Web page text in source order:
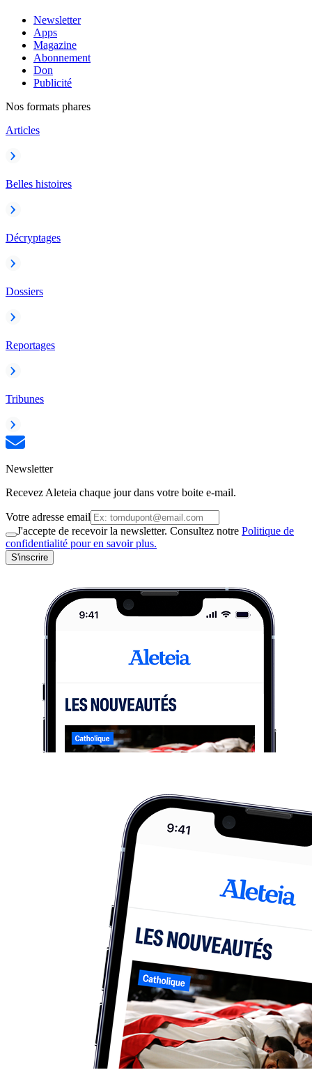
Newsletter
Apps
Magazine
Abonnement
Don
Publicité
Nos formats phares
Articles
Belles histoires
Décryptages
Dossiers
Reportages
Tribunes
Newsletter
Recevez Aleteia chaque jour dans votre boite e-mail.
Votre adresse email
J'accepte de recevoir la newsletter. Consultez notre Politique de
confidentialité pour en savoir plus.
S'inscrire